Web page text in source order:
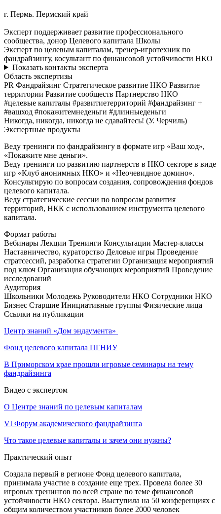
г. Пермь. Пермский край
Эксперт поддерживает развитие профессионального
сообщества, донор Целевого капитала Школы
Эксперт по целевым капиталам, тренер-игротехник по
фандрайзингу, косультант по финансовой устойчивости НКО
Показать контакты эксперта
Область экспертизы
PR Фандрайзинг Стратегическое развитие НКО Развитие
территории Развитие сообществ Партнерство НКО
#целевые капиталы #развитиетерриторий #фандрайзинг +
#вашход #покажитемнеденьги #длинныеденьги
Никогда, никогда, никогда не сдавайтесь! (У. Черчиль)
Экспертные продукты
Веду тренинги по фандрайзингу в формате игр «Ваш ход»,
«Покажите мне деньги».
Веду тренинги по развитию партнерств в НКО секторе в виде
игр «Клуб анонимных НКО» и «Неочевидное домино».
Консультирую по вопросам создания, сопровождения фондов
целевого капитала.
Веду стратегические сессии по вопросам развития
территорий, НКК с использованием инструмента целевого
капитала.
Формат работы
Вебинары Лекции Тренинги Консультации Мастер-классы
Наставничество, кураторство Деловые игры Проведение
стратсессий, разработка стратегии Организация мероприятий
под ключ Организация обучающих мероприятий Проведение
исследований
Аудитория
Школьники Молодежь Руководители НКО Сотрудники НКО
Бизнес Старшие Инициативные группы Физические лица
Ссылки на публикации
Центр знаний «Дом эндаумента»
Фонд целевого капитала ПГНИУ
В Приморском крае прошли игровые семинары на тему
фандрайзинга
Видео с экспертом
О Центре знаний по целевым капиталам
VI Форум академического фандрайзинга
Что такое целевые капиталы и зачем они нужны?
Практический опыт
Создала первый в регионе Фонд целевого капитала,
принимала участие в создание еще трех. Провела более 30
игровых тренингов по всей стране по теме финансовой
устойчивости НКО сектора. Выступила на 50 конференциях с
общим количеством участников более 2000 человек